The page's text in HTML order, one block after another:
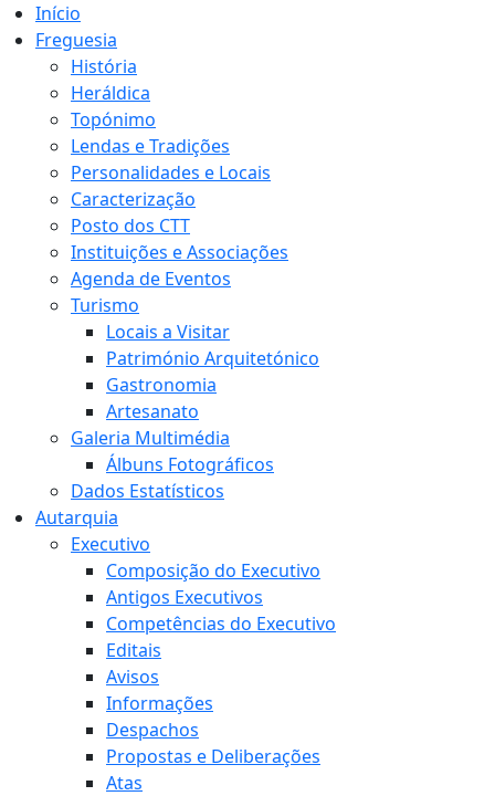
Início
Freguesia
História
Heráldica
Topónimo
Lendas e Tradições
Personalidades e Locais
Caracterização
Posto dos CTT
Instituições e Associações
Agenda de Eventos
Turismo
Locais a Visitar
Património Arquitetónico
Gastronomia
Artesanato
Galeria Multimédia
Álbuns Fotográficos
Dados Estatísticos
Autarquia
Executivo
Composição do Executivo
Antigos Executivos
Competências do Executivo
Editais
Avisos
Informações
Despachos
Propostas e Deliberações
Atas